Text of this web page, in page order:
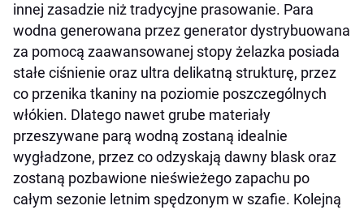
innej zasadzie niż tradycyjne prasowanie. Para
wodna generowana przez generator dystrybuowana
za pomocą zaawansowanej stopy żelazka posiada
stałe ciśnienie oraz ultra delikatną strukturę, przez
co przenika tkaniny na poziomie poszczególnych
włókien. Dlatego nawet grube materiały
przeszywane parą wodną zostaną idealnie
wygładzone, przez co odzyskają dawny blask oraz
zostaną pozbawione nieświeżego zapachu po
całym sezonie letnim spędzonym w szafie. Kolejną